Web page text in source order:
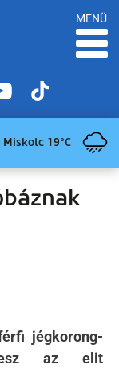
MENÜ
Miskolc 19°C
jégkorong-
az elit